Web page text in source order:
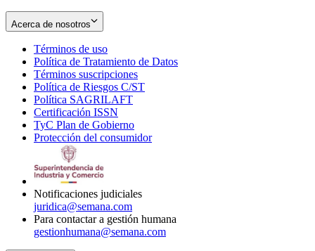
Acerca de nosotros
Términos de uso
in
new
window
Política de Tratamiento de Datos
Términos suscripciones
in
Política de Riesgos C/ST
Política SAGRILAFT
new
window
Certificación ISSN
in
new
TyC Plan de Gobierno
in
Protección del consumidorOpens
Notificaciones judiciales
juridica@semana.com
Para contactar a gestión humana
gestionhumana@semana.com